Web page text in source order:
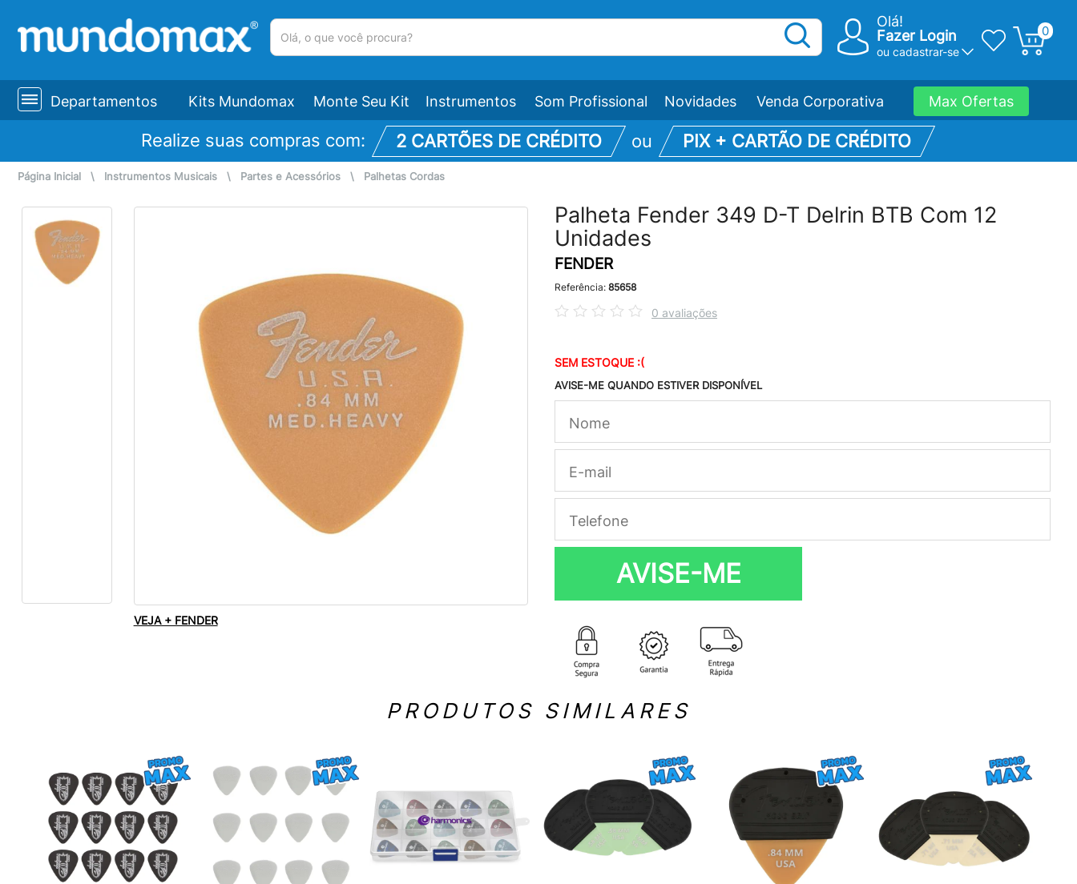
Olá!
Fazer Login
ou cadastrar-se
0
Departamentos Kits Mundomax Monte Seu Kit Instrumentos Som Profissional Novidades Venda Corporativa Max Ofertas
Realize suas compras com: 2 CARTÕES DE CRÉDITO ou PIX + CARTÃO DE CRÉDITO
Página Inicial \ Instrumentos Musicais \ Partes e Acessórios \ Palhetas Cordas
VEJA + FENDER
Palheta Fender 349 D-T Delrin BTB Com 12
Unidades
FENDER
Referência: 85658
0 avaliações
SEM ESTOQUE :(
AVISE-ME QUANDO ESTIVER DISPONÍVEL
AVISE-ME
PRODUTOS SIMILARES